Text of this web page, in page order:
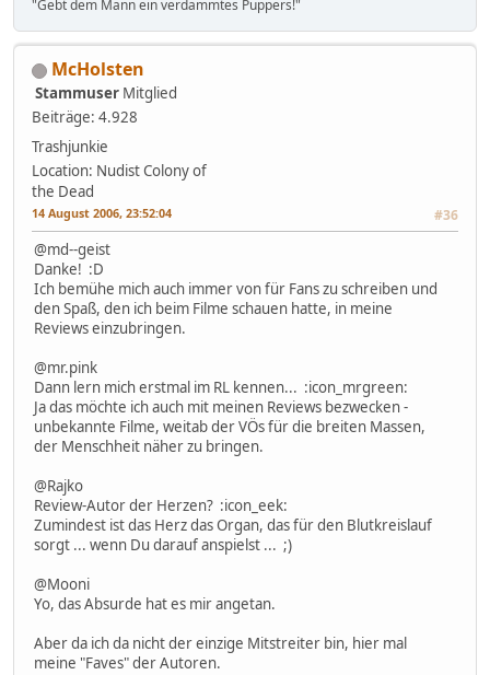
"Gebt dem Mann ein verdammtes Puppers!"
McHolsten
Stammuser Mitglied
Beiträge: 4.928
Trashjunkie
Location: Nudist Colony of
the Dead
14 August 2006, 23:52:04 #36
@md--geist
Danke! :D
Ich bemühe mich auch immer von für Fans zu schreiben und
den Spaß, den ich beim Filme schauen hatte, in meine
Reviews einzubringen.
@mr.pink
Dann lern mich erstmal im RL kennen... :icon_mrgreen:
Ja das möchte ich auch mit meinen Reviews bezwecken -
unbekannte Filme, weitab der VÖs für die breiten Massen,
der Menschheit näher zu bringen.
@Rajko
Review-Autor der Herzen? :icon_eek:
Zumindest ist das Herz das Organ, das für den Blutkreislauf
sorgt ... wenn Du darauf anspielst ... ;)
@Mooni
Yo, das Absurde hat es mir angetan.
Aber da ich da nicht der einzige Mitstreiter bin, hier mal
meine "Faves" der Autoren.